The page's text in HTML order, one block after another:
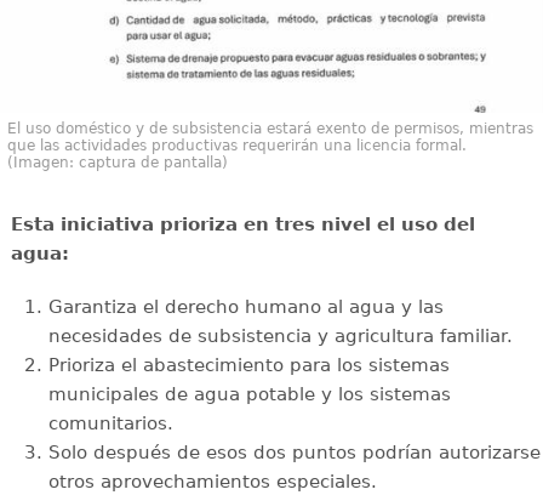
El uso doméstico y de subsistencia estará exento de permisos, mientras
que las actividades productivas requerirán una licencia formal.
(Imagen: captura de pantalla)
Esta iniciativa prioriza en tres nivel el uso del
agua:
Garantiza el derecho humano al agua y las
necesidades de subsistencia y agricultura familiar.
Prioriza el abastecimiento para los sistemas
municipales de agua potable y los sistemas
comunitarios.
Solo después de esos dos puntos podrían autorizarse
otros aprovechamientos especiales.